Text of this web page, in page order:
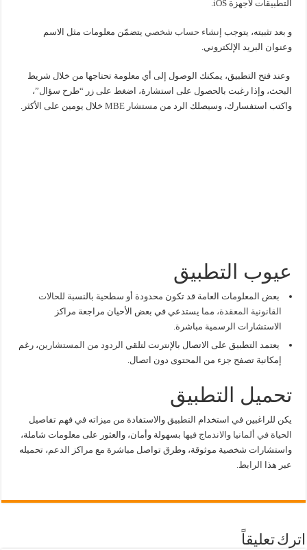
التطبيقات لأجهزة iOS.
و بعد تثبيته، يتوجب إنشاء حساب شخصي يتضمّن معلومات مثل الاسم
وعنوان البريد الإلكتروني.
وعند فتح التطبيق، يمكنك الوصول إلى أي معلومة تحتاجها من خلال شريط
البحث، وإذا رغبت بالحصول على استشارة، اضغط على زر “طرح سؤال”،
واكتب استفسارك، وسيصلك الرد من مستشار MBE خلال يومين على الأكثر.
عيوب التطبيق
بعض المعلومات العامة قد تكون محدودة أو سطحية بالنسبة للحالات
القانونية المعقدة، مما يستدعي في بعض الأحيان مراجعة مراكز
الاستشارات الرسمية مباشرة.
يعتمد التطبيق على الاتصال بالإنترنت لتلقي الردود من المستشارين، رغم
إمكانية تصفح جزء من المحتوى دون اتصال.
تحميل التطبيق
يكن للراغبين في استخدام التطبيق والاستفادة من ميزاته في فهم تفاصيل
الحياة في ألمانيا والاندماج فيها بسهولة وأمان، والعثور على معلومات شاملة،
واستشارات شخصية موثوقة، وطرق تواصل مباشرة مع مراكز الدعم، تحميله
عبر هذا
الرابط.
اترك تعليقاً